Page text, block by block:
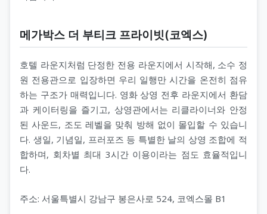
메가박스 더 부티크 프라이빗(코엑스)
호텔 라운지처럼 단정한 전용 라운지에서 시작해, 소수 정
원 전용관으로 입장하면 우리 일행만 시간을 온전히 점유
하는 구조가 매력입니다. 영화 상영 전후 라운지에서 환담
과 케이터링을 즐기고, 상영관에서는 리클라이너와 안정
된 사운드, 조도 레벨을 맞춰 방해 없이 몰입할 수 있습니
다. 생일, 기념일, 프러포즈 등 특별한 날의 상영 조합에 적
합하며, 회차별 최대 3시간 이용이라는 점도 효율적입니
다.
주소: 서울특별시 강남구 봉은사로 524, 코엑스몰 B1